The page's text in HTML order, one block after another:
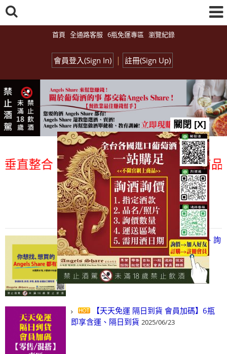
首頁 全通路客服 6瓶免運專區 瀏覽紀錄
會員登入(Sign In) | 註冊(Sign Up)
整合、一次購足」各國進口酒類商品
總覽-促銷&活動
all events
【凡酒問Angels Share】線上選酒、詢
(尋)酒、詢價、零售、批發，看這裡!
2024/03/01
【天天免運 隔日到貨 會員加碼】6瓶
即享含運、隔日到貨 2025/06/23
關閉 [X]